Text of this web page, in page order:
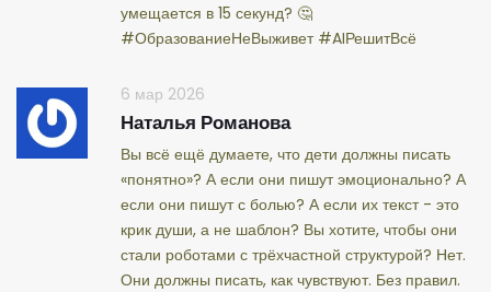
умещается в 15 секунд? 🤔
#ОбразованиеНеВыживет #AIРешитВсё
6 мар 2026
Наталья Романова
Вы всё ещё думаете, что дети должны писать
«понятно»? А если они пишут эмоционально? А
если они пишут с болью? А если их текст - это
крик души, а не шаблон? Вы хотите, чтобы они
стали роботами с трёхчастной структурой? Нет.
Они должны писать, как чувствуют. Без правил.